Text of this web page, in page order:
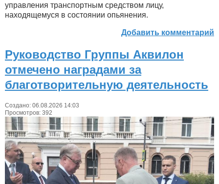
управления транспортным средством лицу,
находящемуся в состоянии опьянения.
Добавить комментарий
Руководство Группы Аквилон
отмечено наградами за
благотворительную деятельность
Создано: 06.08.2026 14:03
Просмотров: 392